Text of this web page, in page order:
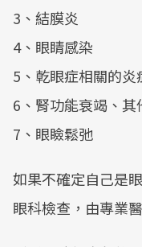
3、結膜炎
4、眼睛感染
5、乾眼症相關的炎
6、腎功能衰竭、
7、眼瞼鬆弛
如果不確定自己是
眼科檢查，由專業